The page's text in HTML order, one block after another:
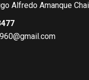
Alfredo Amanque